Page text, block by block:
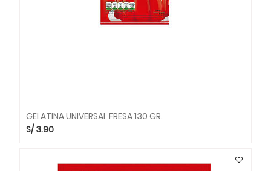
GELATINA UNIVERSAL FRESA 130 GR.
S/3.90